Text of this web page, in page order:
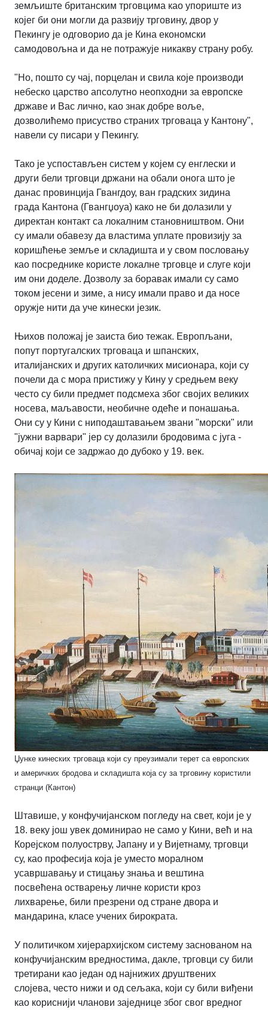
земљиште британским трговцима као упориште из
којег би они могли да развију трговину, двор у
Пекингу је одговорио да је Кина економски
самодовољна и да не потражује никакву страну робу.
"Но, пошто су чај, порцелан и свила које производи
небеско царство апсолутно неопходни за европске
државе и Вас лично, као знак добре воље,
дозволићемо присуство страних трговаца у Кантону",
навели су писари у Пекингу.
Тако је успостављен систем у којем су енглески и
други бели трговци држани на обали онога што је
данас провинција Гвангдоу, ван градских зидина
града Кантона (Гвангџоуа) како не би долазили у
директан контакт са локалним становништвом. Они
су имали обавезу да властима уплате провизију за
коришћење земље и складишта и у свом пословању
као посреднике користе локалне трговце и слуге који
им они доделе. Дозволу за боравак имали су само
током јесени и зиме, а нису имали право и да носе
оружје нити да уче кинески језик.
Њихов положај је заиста био тежак. Европљани,
попут португалских трговаца и шпанских,
италијанских и других католичких мисионара, који су
почели да с мора пристижу у Кину у средњем веку
често су били предмет подсмеха због својих великих
носева, маљавости, необичне одеће и понашања.
Они су у Кини с ниподаштавањем звани "морски" или
"јужни варвари" јер су долазили бродовима с југа -
обичај који се задржао до дубоко у 19. век.
Џунке кинеских трговаца који су преузимали терет са европских
и америчких бродова и складишта која су за трговину користили
странци (Кантон)
Штавише, у конфучијанском погледу на свет, који је у
18. веку још увек доминирао не само у Кини, већ и на
Корејском полуострву, Јапану и у Вијетнаму, трговци
су, као професија која је уместо моралном
усавршавању и стицању знања и вештина
посвећена остварењу личне користи кроз
лихварење, били презрени од стране двора и
мандарина, класе учених бирократа.
У политичком хијерархијском систему заснованом на
конфучијанским вредностима, дакле, трговци су били
третирани као један од најнижих друштвених
слојева, често нижи и од сељака, који су били виђени
као кориснији чланови заједнице због свог вредног